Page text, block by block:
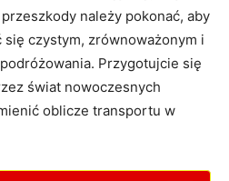
należy pokonać, aby
się czystym, zrównoważonym i‍
Przygotujcie się
świat nowoczesnych
oblicze transportu w